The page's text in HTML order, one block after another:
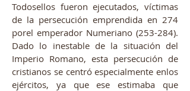
Todosellos fueron ejecutados, víctimas
de la persecución emprendida en 274
porel emperador Numeriano (253-284).
Dado lo inestable de la situación del
Imperio Romano, esta persecución de
cristianos se centró especialmente enlos
ejércitos, ya que ese estimaba que